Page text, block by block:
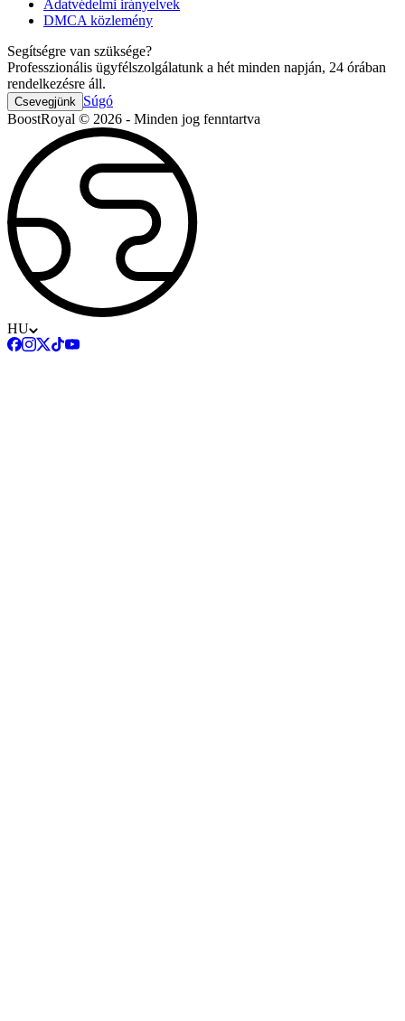
Adatvédelmi irányelvek
DMCA közlemény
Segítségre van szüksége?
Professzionális ügyfélszolgálatunk a hét minden napján, 24 órában
rendelkezésre áll.
Csevegjünk
Súgó
BoostRoyal © 2026 - Minden jog fenntartva
HU